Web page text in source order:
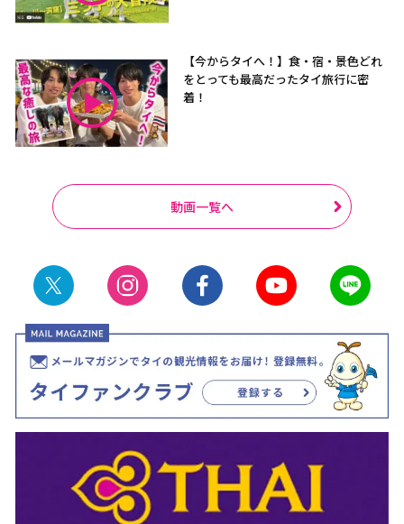
【今からタイへ！】食・宿・景色どれ
をとっても最高だったタイ旅行に密
着！
動画一覧へ